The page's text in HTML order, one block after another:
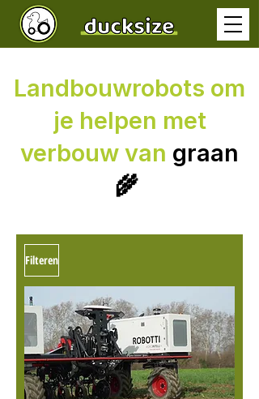
Landbouwrobots om
je helpen met
verbouw van graan
🌾
Filteren